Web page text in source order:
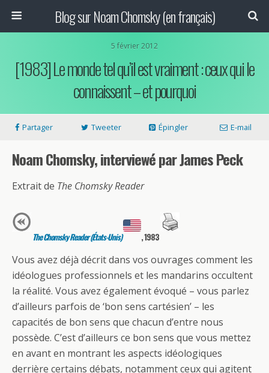
Blog sur Noam Chomsky (en français)
5 février 2012
[1983] Le monde tel qu’il est vraiment : ceux qui le
connaissent – et pourquoi
Partager Tweeter Épingler E-mail
Noam Chomsky, interviewé par James Peck
Extrait de The Chomsky Reader
The Chomsky Reader (États-Unis) , 1983
Vous avez déjà décrit dans vos ouvrages comment les
idéologues professionnels et les mandarins occultent
la réalité. Vous avez également évoqué – vous parlez
d’ailleurs parfois de ‘bon sens cartésien’ – les
capacités de bon sens que chacun d’entre nous
possède. C’est d’ailleurs ce bon sens que vous mettez
en avant en montrant les aspects idéologiques
derrière certains débats, notamment ceux qui agitent